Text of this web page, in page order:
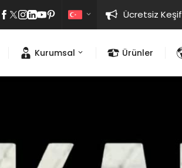
Ücretsiz Keşif
Kurumsal Ürünler